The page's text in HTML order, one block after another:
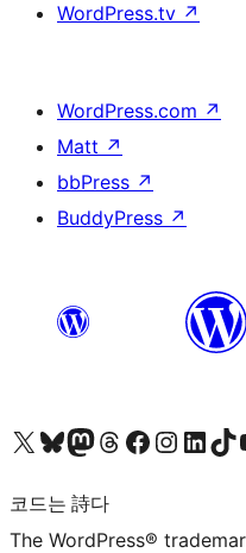
WordPress.tv ↗
WordPress.com ↗
Matt ↗
bbPress ↗
BuddyPress ↗
X(이전 트위터) 계정 방문하기블루스카이 계정 방문하기마스토돈 계정 방문하기스레드 계정 방문하기 페이스북 페이지 방문하기인스타그램 계정 방문하기 LinkedIn 계정 방문하기틱톡 계정 방문하기유
코드는 詩다
The WordPress®